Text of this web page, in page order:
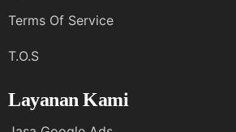
Terms Of Service
T.O.S
Layanan Kami